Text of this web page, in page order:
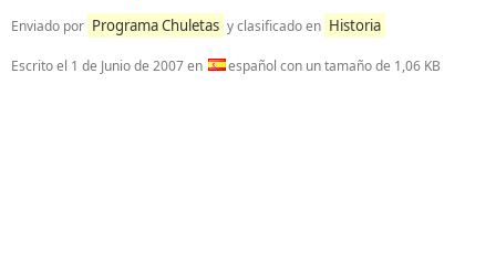
Enviado por Programa Chuletas y clasificado en Historia
Escrito el 1 de Junio de 2007en español con un tamaño de 1,06 KB